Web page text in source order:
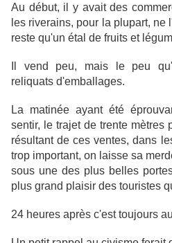
Au début, il y avait des
les riverains, pour la plupart, ne
reste qu'un étal de fruits et
Il vend peu, mais le peu
reliquats d'emballages.
La matinée ayant été
sentir, le trajet de trente mètres
résultant de ces ventes, dans
trop important, on laisse sa
sous une des plus belles
plus grand plaisir des touristes
24 heures après c'est toujours